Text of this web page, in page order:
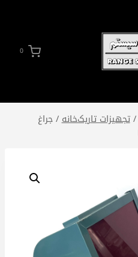
0
/تجهیزات تاریک‌خانه/جراغ